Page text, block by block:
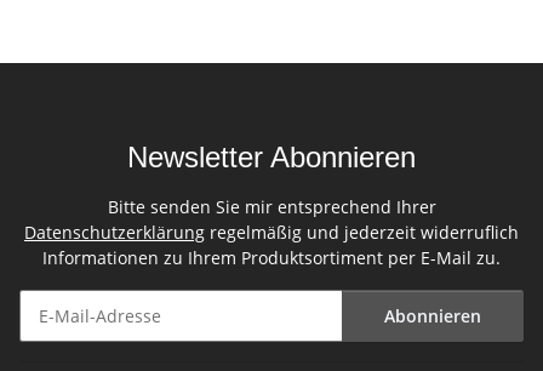
Newsletter Abonnieren
Bitte senden Sie mir entsprechend Ihrer
Datenschutzerklärung regelmäßig und jederzeit widerruflich
Informationen zu Ihrem Produktsortiment per E-Mail zu.
Abonnieren